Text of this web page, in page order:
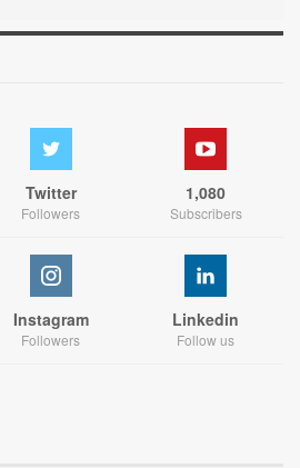
Twitter
Followers
1,080
Subscribers
Instagram
Followers
Linkedin
Follow us